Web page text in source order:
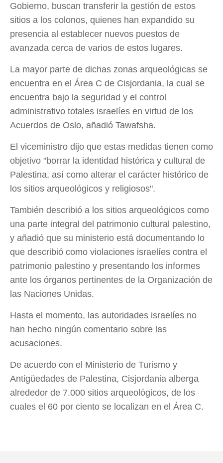
Gobierno, buscan transferir la gestión de estos
sitios a los colonos, quienes han expandido su
presencia al establecer nuevos puestos de
avanzada cerca de varios de estos lugares.
La mayor parte de dichas zonas arqueológicas se
encuentra en el Área C de Cisjordania, la cual se
encuentra bajo la seguridad y el control
administrativo totales israelíes en virtud de los
Acuerdos de Oslo, añadió Tawafsha.
El viceministro dijo que estas medidas tienen como
objetivo "borrar la identidad histórica y cultural de
Palestina, así como alterar el carácter histórico de
los sitios arqueológicos y religiosos".
También describió a los sitios arqueológicos como
una parte integral del patrimonio cultural palestino,
y añadió que su ministerio está documentando lo
que describió como violaciones israelíes contra el
patrimonio palestino y presentando los informes
ante los órganos pertinentes de la Organización de
las Naciones Unidas.
Hasta el momento, las autoridades israelíes no
han hecho ningún comentario sobre las
acusaciones.
De acuerdo con el Ministerio de Turismo y
Antigüedades de Palestina, Cisjordania alberga
alrededor de 7.000 sitios arqueológicos, de los
cuales el 60 por ciento se localizan en el Área C.